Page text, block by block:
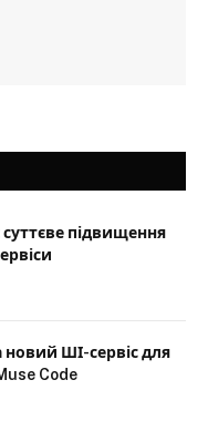
суттєве підвищення
новий ШІ-сервіс для
Code